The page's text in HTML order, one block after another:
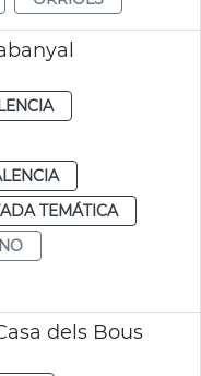
TEMÁTICA
dels Bous